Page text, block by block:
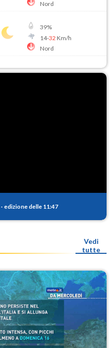
Nord
39%
14-32 Km/h
Nord
- edizione delle 11:47
Vedi
tutte